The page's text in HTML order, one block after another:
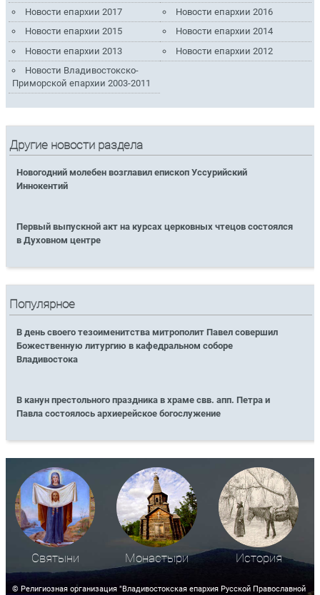
Новости епархии 2017
Новости епархии 2016
Новости епархии 2015
Новости епархии 2014
Новости епархии 2013
Новости епархии 2012
Новости Владивостокско-
Приморской епархии 2003-2011
Другие новости раздела
Новогодний молебен возглавил епископ Уссурийский
Иннокентий
Первый выпускной акт на курсах церковных чтецов состоялся
в Духовном центре
Популярное
В день своего тезоименитства митрополит Павел совершил
Божественную литургию в кафедральном соборе
Владивостока
В канун престольного праздника в храме свв. апп. Петра и
Павла состоялось архиерейское богослужение
Святыни Монастыри История
© Религиозная организация "Владивостокская епархия Русской Православной